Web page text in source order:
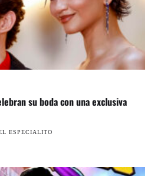
su boda con una exclusiva
ESPECIALITO